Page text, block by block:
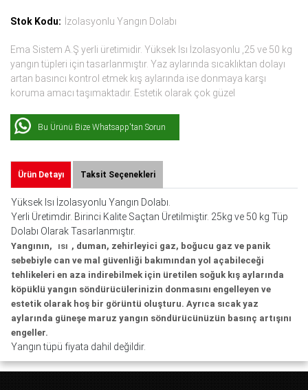
Stok Kodu: İzolasyonlu Yangın Dolabı
Ema Sistem A.Ş yerli üretimidir. Yüksek Isı İzolasyonlu ,25 ve 50 kg
yangın tüpleri için tasarlanmıştır. Yaz aylarında sıcaklıktan dolayı
artan basıncı kontrol etmek kış aylarında ise donmaya karşı
koruma amacı taşımaktadır. Estetik olarak çok güzel
Bu Ürünü Bize Whatsapp'tan Sorun
Ürün Detayı Taksit Seçenekleri
Yüksek Isı İzolasyonlu Yangın Dolabı.
Yerli Üretimdir. Birinci Kalite Saçtan Üretilmiştir. 25kg ve 50 kg Tüp
Dolabı Olarak Tasarlanmıştır.
Yangının, ısı , duman, zehirleyici gaz, boğucu gaz ve panik
sebebiyle can ve mal güvenliği bakımından yol açabileceği
tehlikeleri en aza indirebilmek için üretilen soğuk kış aylarında
köpüklü yangın söndürücülerinizin donmasını engelleyen ve
estetik olarak hoş bir görüntü oluşturu. Ayrıca sıcak yaz
aylarında güneşe maruz yangın söndürücünüzün basınç artışını
engeller.
Yangın tüpü fiyata dahil değildir.